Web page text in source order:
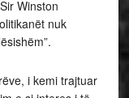
Winston
nuk
i kemi trajtuar